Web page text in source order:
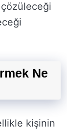
çözüleceği
Ne
kişinin